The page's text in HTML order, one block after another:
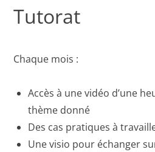
Tutorat
Chaque mois :
Accès à une vidéo d’une
thème donné
Des cas pratiques à
Une visio pour échanger